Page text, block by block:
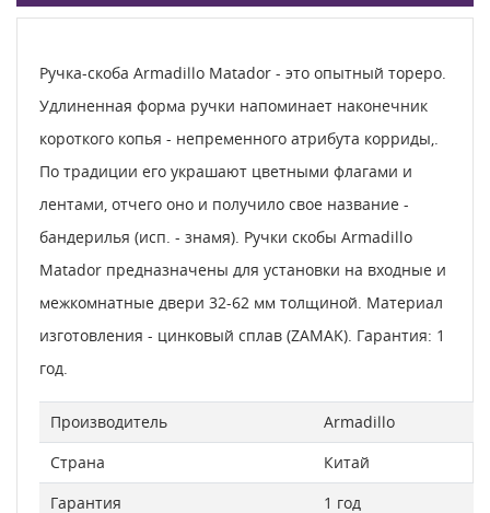
Ручка-скоба Armadillo Matador - это опытный тореро.
Удлиненная форма ручки напоминает наконечник
короткого копья - непременного атрибута корриды,.
По традиции его украшают цветными флагами и
лентами, отчего оно и получило свое название -
бандерилья (исп. - знамя). Ручки скобы Armadillo
Matador предназначены для установки на входные и
межкомнатные двери 32-62 мм толщиной. Материал
изготовления - цинковый сплав (ZAMAK). Гарантия: 1
год.
Производитель
Armadillo
Страна
Китай
Гарантия
1 год